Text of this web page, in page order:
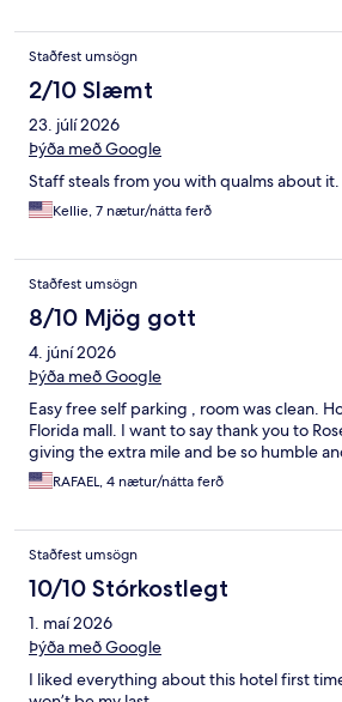
Staðfest umsögn
2/10 Slæmt
23. júlí 2026
Þýða með Google
Staff steals from you with qualms about it.
Kellie, 7 nætur/nátta ferð
Staðfest umsögn
8/10 Mjög gott
4. júní 2026
Þýða með Google
Easy free self parking , room was clean.
Florida mall. I want to say thank you to
giving the extra mile and be so humble
RAFAEL, 4 nætur/nátta ferð
Staðfest umsögn
10/10 Stórkostlegt
1. maí 2026
Þýða með Google
I liked everything about this hotel first